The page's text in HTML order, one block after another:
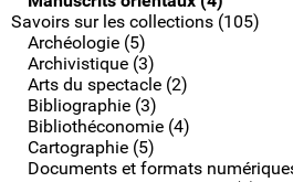
Savoirs sur les collections (105)
Archéologie (5)
Archivistique (3)
Arts du spectacle (2)
Bibliographie (3)
Bibliothéconomie (4)
Cartographie (5)
Documents et formats